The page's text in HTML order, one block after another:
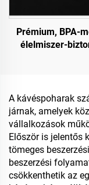
Prémium, BPA-
élelmiszer-
élelmiszer-
A kávéspoharak
járnak, amelyek
vállalkozások
Először is jelentős
tömeges
beszerzési
csökkenthetik az